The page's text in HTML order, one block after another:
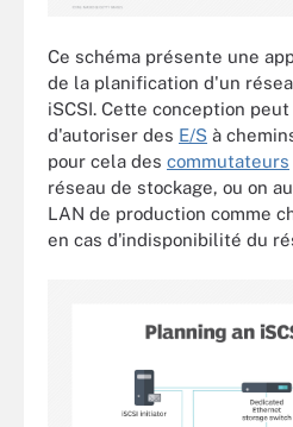
Ce schéma présente une
de la planification d'un
iSCSI. Cette conception
d'autoriser des E/S à
pour cela des commutateurs
réseau de stockage, ou on
LAN de production comme
en cas d'indisponibilité du